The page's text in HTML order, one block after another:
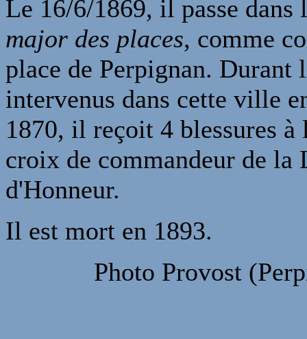
Le 16/6/1869, il passe dans
major des places, comme
place de Perpignan. Durant
intervenus dans cette ville
1870, il reçoit 4 blessures à
croix de commandeur de la
d'Honneur.
Il est mort en 1893.
Photo Provost